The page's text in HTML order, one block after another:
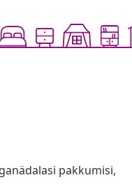
pakkumisi,